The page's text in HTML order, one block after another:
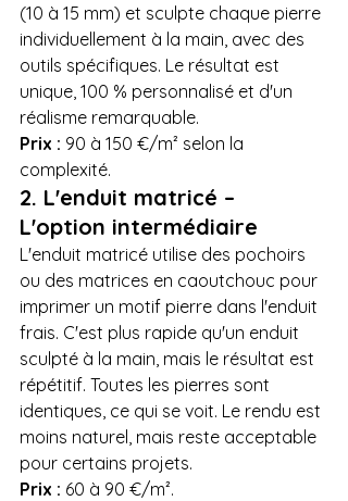
(10 à 15 mm) et sculpte chaque pierre
individuellement à la main, avec des
outils spécifiques. Le résultat est
unique, 100 % personnalisé et d'un
réalisme remarquable.
Prix : 90 à 150 €/m² selon la
complexité.
2. L'enduit matricé –
L'option intermédiaire
L'enduit matricé utilise des pochoirs
ou des matrices en caoutchouc pour
imprimer un motif pierre dans l'enduit
frais. C'est plus rapide qu'un enduit
sculpté à la main, mais le résultat est
répétitif. Toutes les pierres sont
identiques, ce qui se voit. Le rendu est
moins naturel, mais reste acceptable
pour certains projets.
Prix : 60 à 90 €/m².